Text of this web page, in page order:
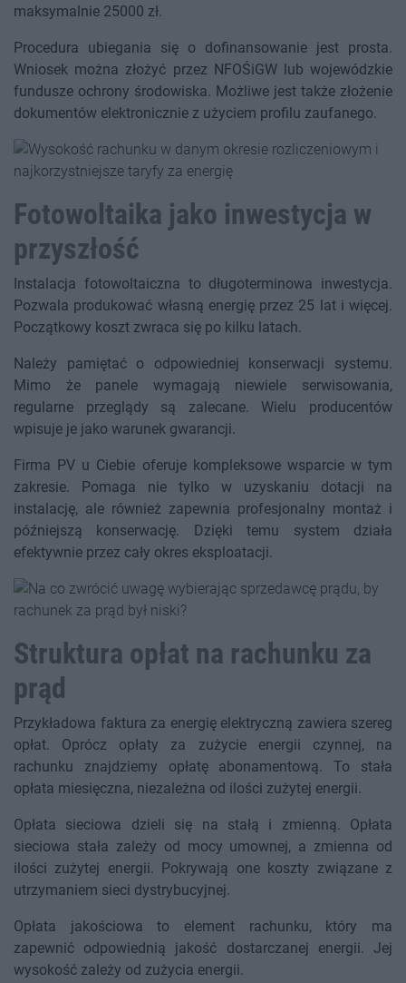
maksymalnie 25000 zł.
Procedura ubiegania się o dofinansowanie jest prosta.
Wniosek można złożyć przez NFOŚiGW lub wojewódzkie
fundusze ochrony środowiska. Możliwe jest także złożenie
dokumentów elektronicznie z użyciem profilu zaufanego.
Fotowoltaika jako inwestycja w
przyszłość
Instalacja fotowoltaiczna to długoterminowa inwestycja.
Pozwala produkować własną energię przez 25 lat i więcej.
Początkowy koszt zwraca się po kilku latach.
Należy pamiętać o odpowiedniej konserwacji systemu.
Mimo że panele wymagają niewiele serwisowania,
regularne przeglądy są zalecane. Wielu producentów
wpisuje je jako warunek gwarancji.
Firma PV u Ciebie oferuje kompleksowe wsparcie w tym
zakresie. Pomaga nie tylko w uzyskaniu dotacji na
instalację, ale również zapewnia profesjonalny montaż i
późniejszą konserwację. Dzięki temu system działa
efektywnie przez cały okres eksploatacji.
Struktura opłat na rachunku za
prąd
Przykładowa faktura za energię elektryczną zawiera szereg
opłat. Oprócz opłaty za zużycie energii czynnej, na
rachunku znajdziemy opłatę abonamentową. To stała
opłata miesięczna, niezależna od ilości zużytej energii.
Opłata sieciowa dzieli się na stałą i zmienną. Opłata
sieciowa stała zależy od mocy umownej, a zmienna od
ilości zużytej energii. Pokrywają one koszty związane z
utrzymaniem sieci dystrybucyjnej.
Opłata jakościowa to element rachunku, który ma
zapewnić odpowiednią jakość dostarczanej energii. Jej
wysokość zależy od zużycia energii.